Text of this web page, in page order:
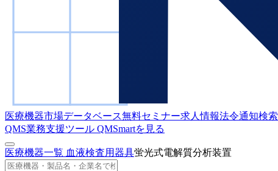
医療機器市場データベース無料セミナー求人情報法令通知検索
QMS業務支援ツール QMSmartを見る
医療機器一覧 血液検査用器具蛍光式電解質分析装置